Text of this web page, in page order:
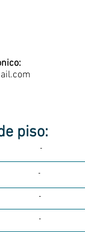
piso:
-
-
-
-